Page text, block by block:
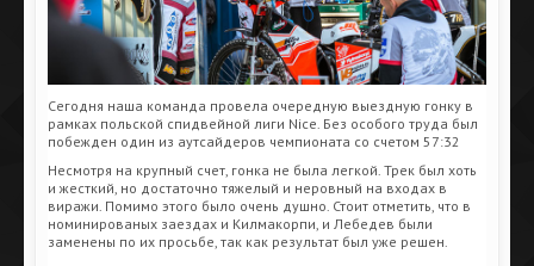
Сегодня наша команда провела очередную выездную гонку в
рамках польской спидвейной лиги Nice. Без особого труда был
побежден один из аутсайдеров чемпионата со счетом 57:32
Несмотря на крупный счет, гонка не была легкой. Трек был хоть
и жесткий, но достаточно тяжелый и неровный на входах в
виражи. Помимо этого было очень душно. Стоит отметить, что в
номинированых заездах и Килмакорпи, и Лебедев были
заменены по их просьбе, так как результат был уже решен.